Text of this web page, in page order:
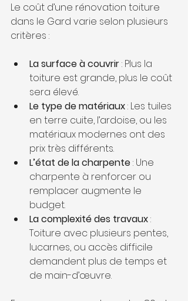
Le coût d’une rénovation toiture
dans le Gard varie selon plusieurs
critères :
La surface à couvrir : Plus la
toiture est grande, plus le coût
sera élevé.
Le type de matériaux : Les tuiles
en terre cuite, l’ardoise, ou les
matériaux modernes ont des
prix très différents.
L’état de la charpente : Une
charpente à renforcer ou
remplacer augmente le
budget.
La complexité des travaux :
Toiture avec plusieurs pentes,
lucarnes, ou accès difficile
demandent plus de temps et
de main-d’œuvre.